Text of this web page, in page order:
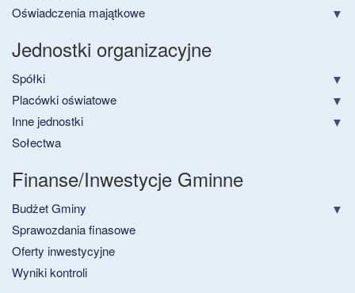
Oświadczenia majątkowe
Jednostki organizacyjne
Spółki
Placówki oświatowe
Inne jednostki
Sołectwa
Finanse/Inwestycje Gminne
Budżet Gminy
Sprawozdania finasowe
Oferty inwestycyjne
Wyniki kontroli